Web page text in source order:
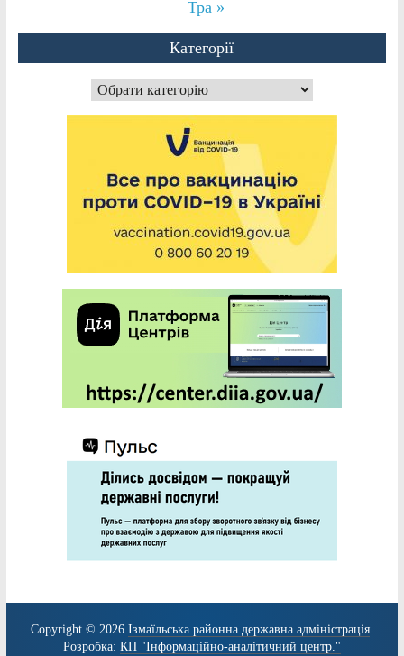
Тра »
Категорії
Категорії
Copyright © 2026 Ізмаїльська районна державна адміністрація.
Розробка: КП "Інформаційно-аналітичний центр."